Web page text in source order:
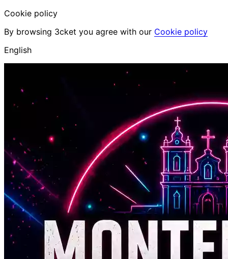
Cookie policy
By browsing 3cket you agree with our Cookie policy
English